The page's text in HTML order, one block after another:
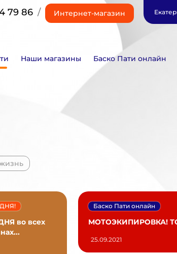
79 86 / Интернет-магазин
Наши магазины Баско Пати онлайн
во всех
МОТОЭКИПИРОВКА!
Баско Пати онлайн
25.09.2021